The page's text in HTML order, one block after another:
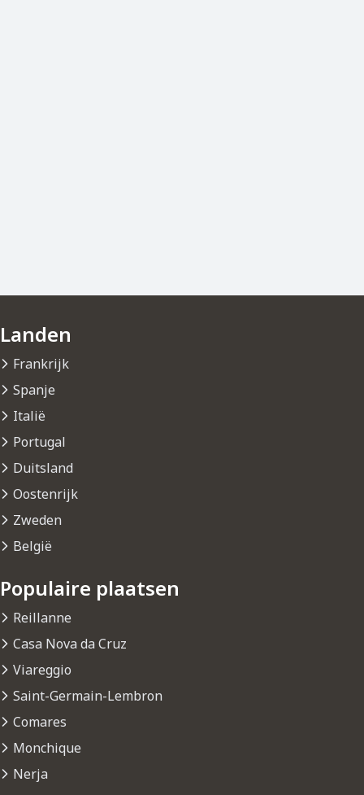
Landen
Frankrijk
Spanje
Italië
Portugal
Duitsland
Oostenrijk
Zweden
België
Populaire plaatsen
Reillanne
Casa Nova da Cruz
Viareggio
Saint-Germain-Lembron
Comares
Monchique
Nerja